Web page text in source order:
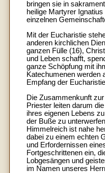
bringen sie in
heilige Martyrer
einzelnen
Mit der Eucharistie
anderen kirchlichen
ganzen Fülle (16),
und Leben schafft,
ganze Schöpfung mit
Katechumenen werden
Empfang der
Die Zusammenkunft
Priester leiten darum
ihres eigenen Lebens
der Buße zu
Himmelreich ist nahe
dabei zu einem echten
und Erfordernissen
Fortgeschrittenen ein,
Lobgesängen und
im Namen unseres